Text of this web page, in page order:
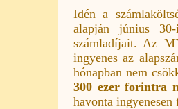
Idén a
alapján június
számladíjait. Az
ingyenes az
hónapban nem
300 ezer forintra
havonta ingyenesen